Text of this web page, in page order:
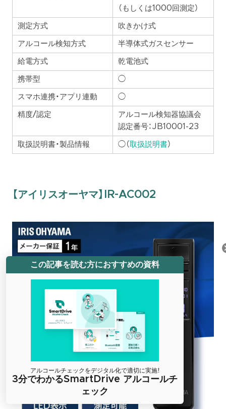
（もしくは1000回測定）
測定方式 吹きかけ式
アルコール検知方式 半導体式ガスセンサー
給電方式 乾電池式
携帯型 ◯
スマホ連携・アプリ連動 ◯
精度/認定
アルコール検知器協議会
認定番号：JB10001-23
取扱説明書・製品情報 ◯（取扱説明書）
【アイリスオーヤマ】IR-AC002
この記事を読む方におすすめの資料
アルコールチェックをデジタル化で適切に実施！
3分でわかるSmartDrive アルコールチ
ェック